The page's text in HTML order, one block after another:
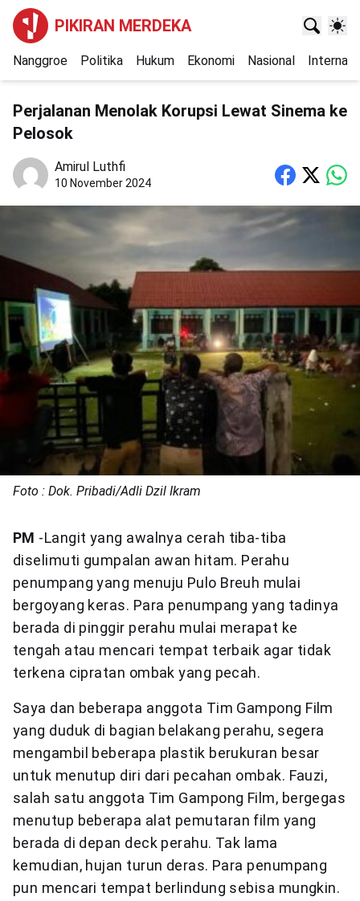
PIKIRAN MERDEKA
Nanggroe Politika Hukum Ekonomi Nasional
Perjalanan Menolak Korupsi Lewat Sinema ke
Pelosok
Amirul Luthfi
10 November 2024
Foto : Dok. Pribadi/Adli Dzil Ikram
PM -Langit yang awalnya cerah tiba-tiba
diselimuti gumpalan awan hitam. Perahu
penumpang yang menuju Pulo Breuh mulai
bergoyang keras. Para penumpang yang tadinya
berada di pinggir perahu mulai merapat ke
tengah atau mencari tempat terbaik agar tidak
terkena cipratan ombak yang pecah.
Saya dan beberapa anggota Tim Gampong Film
yang duduk di bagian belakang perahu, segera
mengambil beberapa plastik berukuran besar
untuk menutup diri dari pecahan ombak. Fauzi,
salah satu anggota Tim Gampong Film, bergegas
menutup beberapa alat pemutaran film yang
berada di depan deck perahu. Tak lama
kemudian, hujan turun deras. Para penumpang
pun mencari tempat berlindung sebisa mungkin.